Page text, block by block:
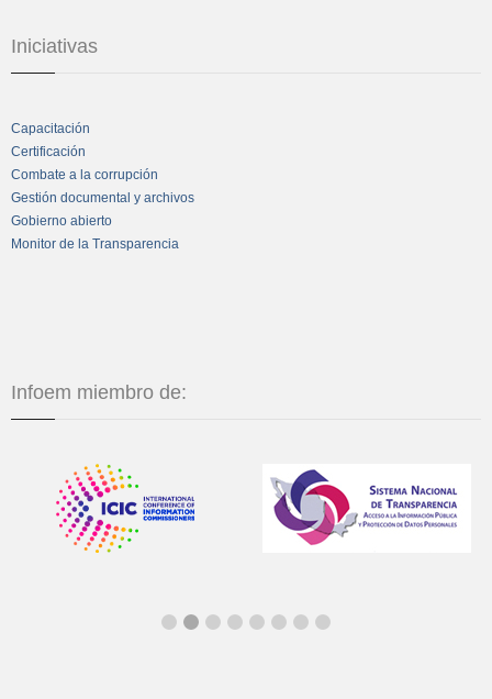
Iniciativas
Capacitación
Certificación
Combate a la corrupción
Gestión documental y archivos
Gobierno abierto
Monitor de la Transparencia
Infoem miembro de: